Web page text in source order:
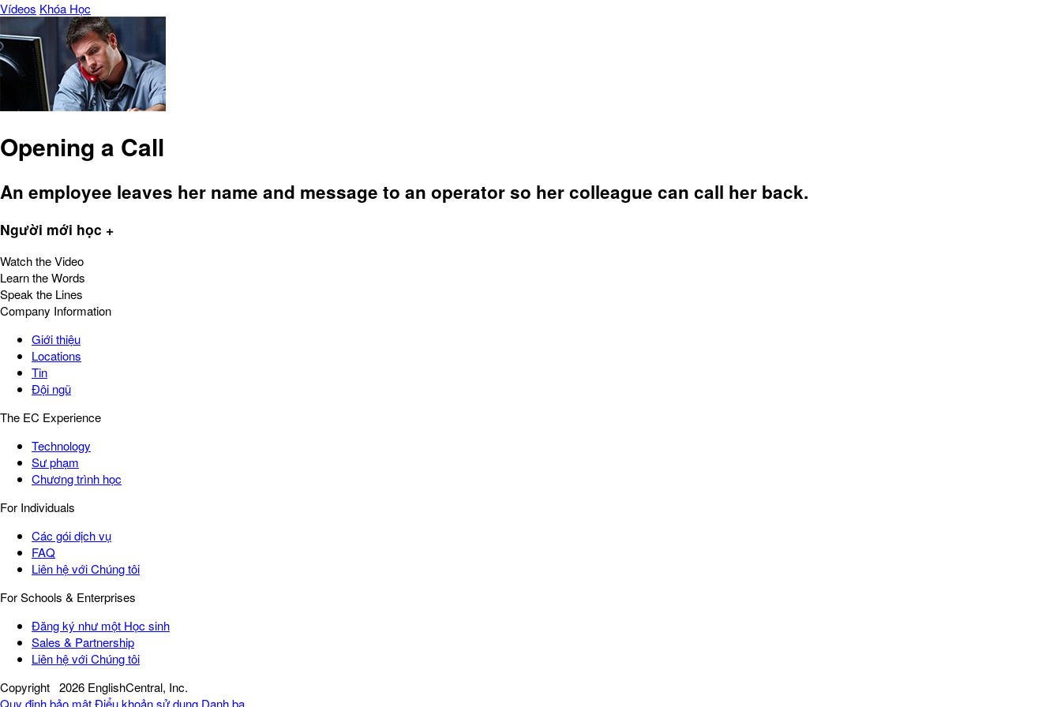
Vídeos Khóa Học
Opening a Call
An employee leaves her name and message to an operator so her colleague can call her back.
Người mới học +
Watch the Video
Learn the Words
Speak the Lines
Company Information
Giới thiệu
Locations
Tin
Đội ngũ
The EC Experience
Technology
Sư phạm
Chương trình học
For Individuals
Các gói dịch vụ
FAQ
Liên hệ với Chúng tôi
For Schools & Enterprises
Đăng ký như một Học sinh
Sales & Partnership
Liên hệ với Chúng tôi
Copyright 2026 EnglishCentral, Inc.